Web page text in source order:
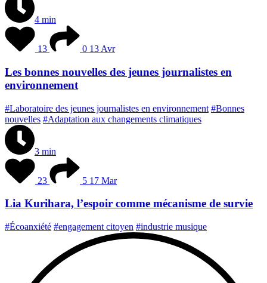
4 min
13 0 13 Avr
Les bonnes nouvelles des jeunes journalistes en
environnement
#Laboratoire des jeunes journalistes en environnement #Bonnes
nouvelles #Adaptation aux changements climatiques
3 min
23 5 17 Mar
Lia Kurihara, l’espoir comme mécanisme de survie
#Écoanxiété #engagement citoyen #industrie musique